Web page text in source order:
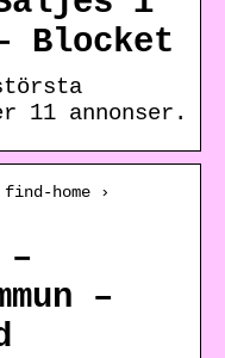
Blocket
11 annonser.
home ›
–
–